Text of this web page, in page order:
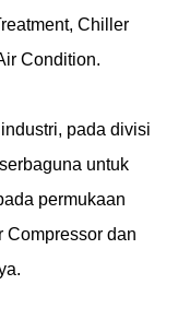
Chiller
Condition.
pada divisi
untuk
permukaan
Compressor dan